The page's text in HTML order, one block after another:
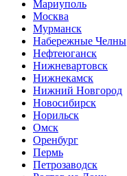
Мариуполь
Москва
Мурманск
Набережные Челны
Нефтеюганск
Нижневартовск
Нижнекамск
Нижний Новгород
Новосибирск
Норильск
Омск
Оренбург
Пермь
Петрозаводск